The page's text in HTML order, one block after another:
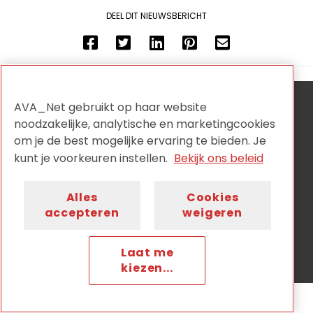
DEEL DIT NIEUWSBERICHT
AVA_NET is de onafhankelijke netwerkorganisatie voor
audiovisuele collectiehouders en wordt aangestuurd
Disclaimer Cookiebeleid
AVA_Net gebruikt op haar website
noodzakelijke, analytische en marketingcookies
om je de best mogelijke ervaring te bieden. Je
kunt je voorkeuren instellen. Bekijk ons beleid
Alles
accepteren
Cookies
weigeren
Laat me
kiezen...